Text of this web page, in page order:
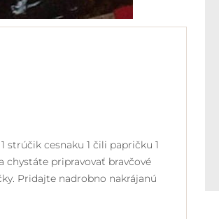
cesnaku 1 čili papričku 1
chystáte pripravovať bravčové
Pridajte nadrobno nakrájanú